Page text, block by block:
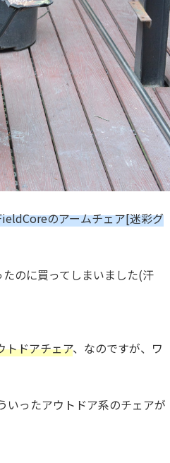
のアームチェア[迷彩グ
のに買ってしまいました(汗
トドアチェア、なのですが、ワ
いったアウトドア系のチェアが